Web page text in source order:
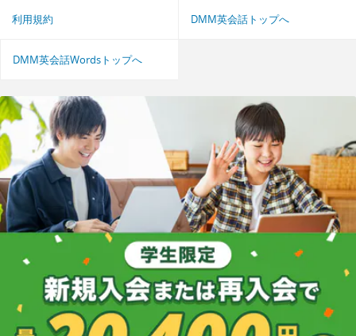
利用規約 DMM英会話トップへ
DMM英会話Wordsトップへ